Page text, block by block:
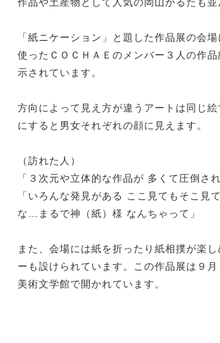
「紙ニケーション」と題した作品展の会
使ったＣＯＣＨＡＥのメンバー３人の作
示されています。
方向によって見え方が違うアートは同じ絵
にすると男女それぞれの顔に見えます。
（訪れた人）
「３次元や立体的な作品が 多くて圧倒され
「いろんな発見がある ここ見てもそこ見
な…まるで神（紙）様 なんちゃって」
また、会場には紙を折ったり紙相撲が楽
ーも設けられています。この作品展は９
美術文学館で開かれています。